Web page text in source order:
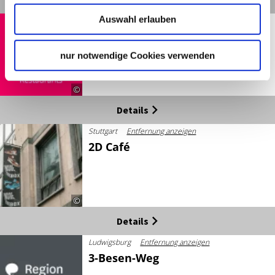
Auswahl erlauben
nur notwendige Cookies verwenden
©
Stuttgart Entfernung anzeigen
1893 – Das Clubrestaurant
Heute geschlossen
Details
©
Stuttgart Entfernung anzeigen
2D Café
Details
Ludwigsburg Entfernung anzeigen
3-Besen-Weg